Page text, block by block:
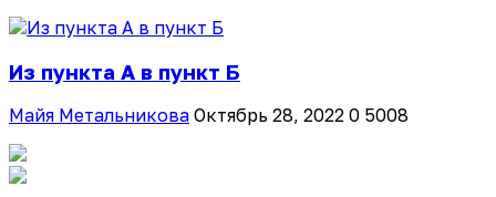
Из пункта А в пункт Б
Майя Метальникова Октябрь 28, 2022 0 5008